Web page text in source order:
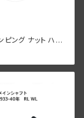
ピング ナット ハン
アリングダンパー
ダビッドソン 193
UL パーカーラ